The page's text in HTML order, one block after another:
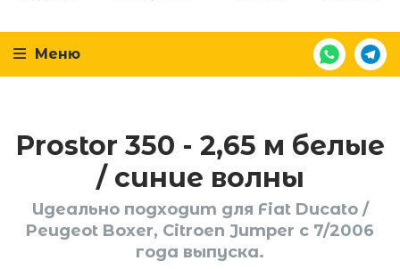
Меню
Prostor 350 - 2,65 м белые
/ синие волны
Идеально подходит для Fiat Ducato /
Peugeot Boxer, Citroen Jumper с 7/2006
года выпуска.